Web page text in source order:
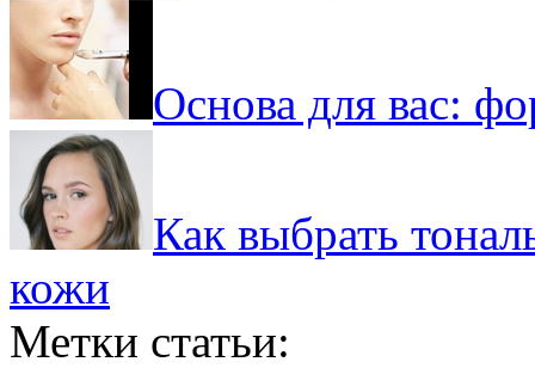
Основа для вас:
Как выбрать
кожи
Метки статьи: